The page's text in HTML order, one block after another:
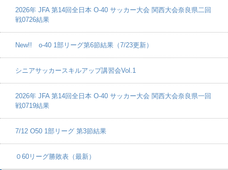
2026年 JFA 第14回全日本 O-40 サッカー大会 関西大会奈良県二回
戦0726結果
New!! o-40 1部リーグ第6節結果（7/23更新）
シニアサッカースキルアップ講習会Vol.1
2026年 JFA 第14回全日本 O-40 サッカー大会 関西大会奈良県一回
戦0719結果
7/12 O50 1部リーグ 第3節結果
０60リーグ勝敗表（最新）